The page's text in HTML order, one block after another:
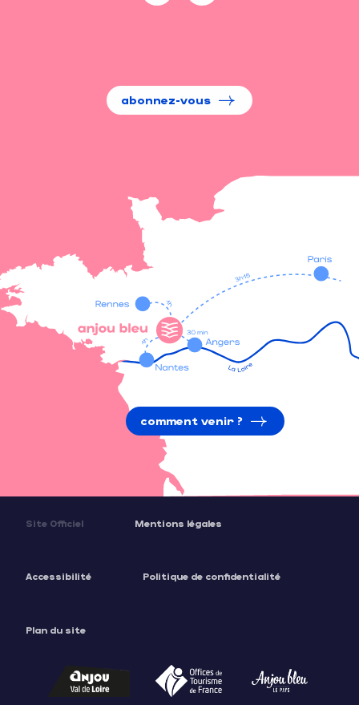
abonnez-vous
comment venir ?
Site Officiel Mentions légales
Accessibilité Politique de confidentialité
Plan du site